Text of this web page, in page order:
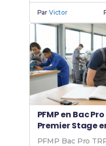
industrielle.
ParVictor
PFMP en Bac
Premier Stage
PFMP Bac Pro